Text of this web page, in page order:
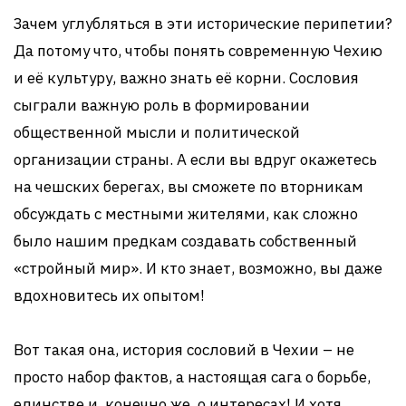
Зачем углубляться в эти исторические перипетии?
Да потому что, чтобы понять современную Чехию
и её культуру, важно знать её корни. Сословия
сыграли важную роль в формировании
общественной мысли и политической
организации страны. А если вы вдруг окажетесь
на чешских берегах, вы сможете по вторникам
обсуждать с местными жителями, как сложно
было нашим предкам создавать собственный
«стройный мир». И кто знает, возможно, вы даже
вдохновитесь их опытом!
Вот такая она, история сословий в Чехии – не
просто набор фактов, а настоящая сага о борьбе,